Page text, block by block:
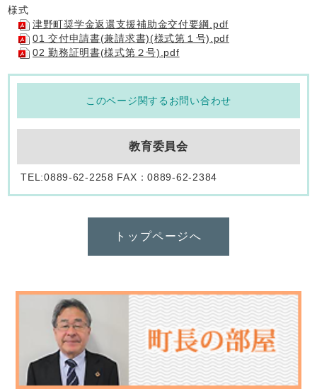
様式
津野町奨学金返還支援補助金交付要綱.pdf
01 交付申請書(兼請求書)(様式第１号).pdf
02 勤務証明書(様式第２号).pdf
このページ関するお問い合わせ
教育委員会
TEL:0889-62-2258 FAX：0889-62-2384
トップページへ